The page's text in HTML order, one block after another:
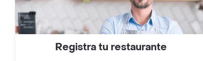
Registra tu restaurante